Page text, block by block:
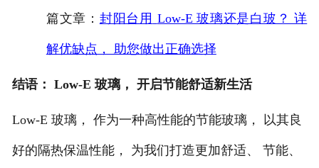
篇文章： 封阳台用 Low-E 玻璃还是白玻？ 详
解优缺点， 助您做出正确选择
结语： Low-E 玻璃， 开启节能舒适新生活
Low-E 玻璃， 作为一种高性能的节能玻璃， 以其良
好的隔热保温性能， 为我们打造更加舒适、 节能、